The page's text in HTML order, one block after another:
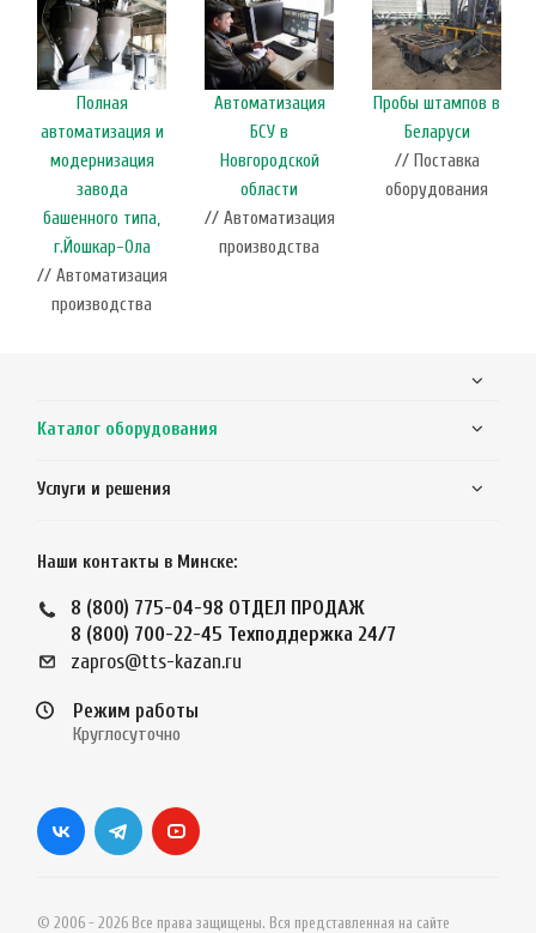
Полная
автоматизация и
модернизация
завода
башенного типа,
г.Йошкар-Ола
// Автоматизация
производства
Автоматизация
БСУ в
Новгородской
области
// Автоматизация
производства
Пробы штампов в
Беларуси
// Поставка
оборудования
Каталог оборудования
Услуги и решения
Наши контакты в Минске:
8 (800) 775-04-98 ОТДЕЛ ПРОДАЖ
8 (800) 700-22-45 Техподдержка 24/7
zapros@tts-kazan.ru
Режим работы
Круглосуточно
© 2006 - 2026 Все права защищены. Вся представленная на сайте